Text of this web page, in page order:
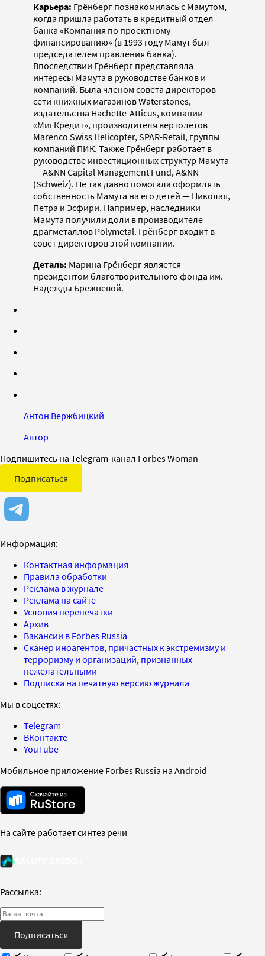
Карьера: Грёнберг познакомилась с Мамутом,
когда пришла работать в кредитный отдел
банка «Компания по проектному
финансированию» (в 1993 году Мамут был
председателем правления банка).
Впоследствии Грёнберг представляла
интересы Мамута в руководстве банков и
компаний. Была членом совета директоров
сети книжных магазинов Waterstones,
издательства Hachette-Atticus, компании
«МигКредит», производителя вертолетов
Marenco Swiss Helicopter, SPAR-Retail, группы
компаний ПИК. Также Грёнберг работает в
руководстве инвестиционных структур Мамута
— A&NN Capital Management Fund, A&NN
(Schweiz). Не так давно помогала оформлять
собственность Мамута на его детей — Николая,
Петра и Эсфири. Например, наследники
Мамута получили доли в производителе
драгметаллов Polymetal. Грёнберг входит в
совет директоров этой компании.
Деталь: Марина Грёнберг является
президентом благотворительного фонда им.
Надежды Брежневой.
Антон Вержбицкий
Автор
Подпишитесь на Telegram-канал Forbes Woman
Подписаться
Информация:
Контактная информация
Правила обработки
Реклама в журнале
Реклама на сайте
Условия перепечатки
Архив
Вакансии в Forbes Russia
Сканер иноагентов, причастных к экстремизму и
терроризму и организаций, признанных
нежелательными
Подписка на печатную версию журнала
Мы в соцсетях:
Telegram
ВКонтакте
YouTube
Мобильное приложение Forbes Russia на Android
На сайте работает синтез речи
Рассылка:
Подписаться